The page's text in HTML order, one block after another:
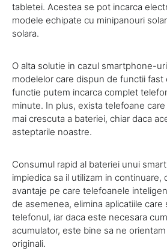
tabletei. Acestea se pot incarca
modele echipate cu minipanouri
solara.
O alta solutie in cazul smartphone-
modelelor care dispun de functii fast
functie putem incarca complet
minute. In plus, exista telefoane
mai crescuta a bateriei, chiar daca
asteptarile noastre.
Consumul rapid al bateriei unui
impiedica sa il utilizam in continuare,
avantaje pe care telefoanele
de asemenea, elimina aplicatiile
telefonul, iar daca este necesara
acumulator, este bine sa ne
originali.